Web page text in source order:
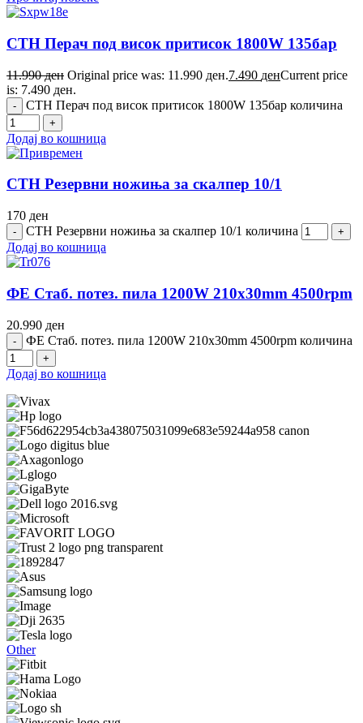
СТН Перач под висок притисок 1800W 135бар
11.990ден Original price was: 11.990 ден.7.490 денCurrent price
is: 7.490 ден.
СТН Перач под висок притисок 1800W 135бар количина
Додај во кошница
СТН Резервни ножиња за скалпер 10/1
170 ден
СТН Резервни ножиња за скалпер 10/1 количина
Додај во кошница
ФЕ Стаб. потез. пила 1200W 210x30mm 4500rpm
20.990 ден
ФЕ Стаб. потез. пила 1200W 210x30mm 4500rpm количина
Додај во кошница
Other